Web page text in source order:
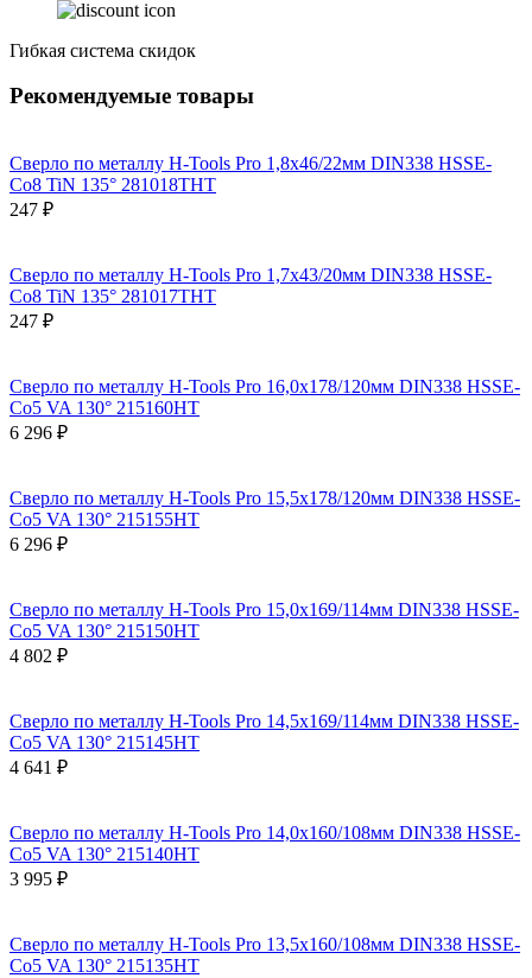
Гибкая система скидок
Рекомендуемые товары
Сверло по металлу H-Tools Pro 1,8x46/22мм DIN338 HSSE-
Co8 TiN 135° 281018THT
247 ₽
Сверло по металлу H-Tools Pro 1,7x43/20мм DIN338 HSSE-
Co8 TiN 135° 281017THT
247 ₽
Сверло по металлу H-Tools Pro 16,0x178/120мм DIN338 HSSE-
Co5 VA 130° 215160HT
6 296 ₽
Сверло по металлу H-Tools Pro 15,5x178/120мм DIN338 HSSE-
Co5 VA 130° 215155HT
6 296 ₽
Сверло по металлу H-Tools Pro 15,0x169/114мм DIN338 HSSE-
Co5 VA 130° 215150HT
4 802 ₽
Сверло по металлу H-Tools Pro 14,5x169/114мм DIN338 HSSE-
Co5 VA 130° 215145HT
4 641 ₽
Сверло по металлу H-Tools Pro 14,0x160/108мм DIN338 HSSE-
Co5 VA 130° 215140HT
3 995 ₽
Сверло по металлу H-Tools Pro 13,5x160/108мм DIN338 HSSE-
Co5 VA 130° 215135HT